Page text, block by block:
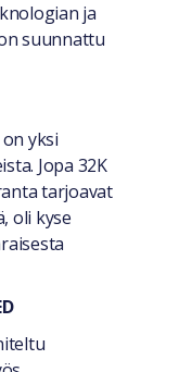
ja
suunnattu
yksi
Jopa 32K
tarjoavat
oli kyse